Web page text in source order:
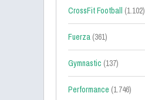
CrossFit Football (1.102)
Fuerza (361)
Gymnastic (137)
Performance (1.746)